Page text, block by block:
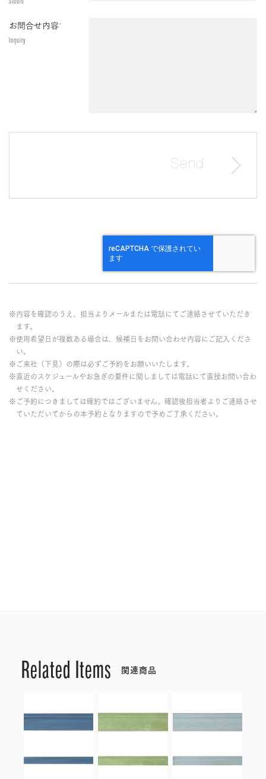
お問合せ内容*
Inquiry
※内容を確認のうえ、担当よりメールまたは電話にてご連絡させていただき
ます。
※使用希望日が複数ある場合は、候補日をお問い合わせ内容にご記入くださ
い。
※ご来社（下見）の際は必ずご予約をお願いいたします。
※直近のスケジュールやお急ぎの要件に関しましては電話にて直接お問い合わ
せください。
※ご予約につきましては確約ではございません。確認後担当者よりご連絡させ
ていただいてからの本予約となりますので予めご了承ください。
Related Items 関連商品